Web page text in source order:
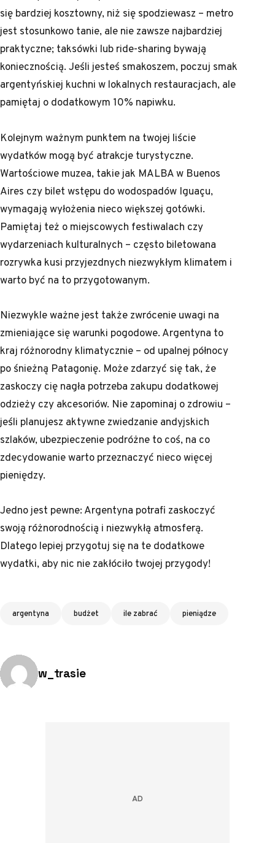
się bardziej kosztowny, niż się spodziewasz – metro
jest stosunkowo tanie, ale nie zawsze najbardziej
praktyczne; taksówki lub ride-sharing bywają
koniecznością. Jeśli jesteś smakoszem, poczuj smak
argentyńskiej kuchni w lokalnych restauracjach, ale
pamiętaj o dodatkowym 10% napiwku.
Kolejnym ważnym punktem na twojej liście
wydatków mogą być atrakcje turystyczne.
Wartościowe muzea, takie jak MALBA w Buenos
Aires czy bilet wstępu do wodospadów Iguaçu,
wymagają wyłożenia nieco większej gotówki.
Pamiętaj też o miejscowych festiwalach czy
wydarzeniach kulturalnych – często biletowana
rozrywka kusi przyjezdnych niezwykłym klimatem i
warto być na to przygotowanym.
Niezwykle ważne jest także zwrócenie uwagi na
zmieniające się warunki pogodowe. Argentyna to
kraj różnorodny klimatycznie – od upalnej północy
po śnieżną Patagonię. Może zdarzyć się tak, że
zaskoczy cię nagła potrzeba zakupu dodatkowej
odzieży czy akcesoriów. Nie zapominaj o zdrowiu –
jeśli planujesz aktywne zwiedzanie andyjskich
szlaków, ubezpieczenie podróżne to coś, na co
zdecydowanie warto przeznaczyć nieco więcej
pieniędzy.
Jedno jest pewne: Argentyna potrafi zaskoczyć
swoją różnorodnością i niezwykłą atmosferą.
Dlatego lepiej przygotuj się na te dodatkowe
wydatki, aby nic nie zakłóciło twojej przygody!
Tagi
argentyna budżet ile zabrać pieniądze
Opublikowano przez:
w_trasie